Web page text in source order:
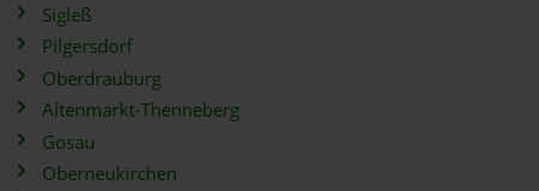
Sigleß
Pilgersdorf
Oberdrauburg
Altenmarkt-Thenneberg
Gosau
Oberneukirchen